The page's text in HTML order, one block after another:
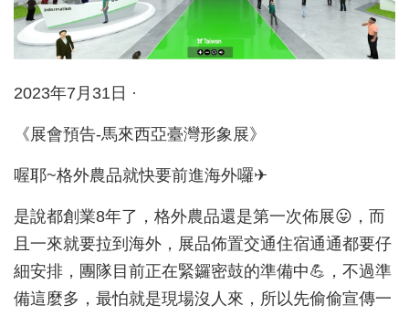
2023年7月31日 ·
《展會預告-馬來西亞臺灣形象展》
喔耶~格外農品就快要前進海外囉✈
是說都創業8年了，格外農品還是第一次佈展😛，而
且一來就要拉到海外，展品佈置交通住宿通通都要仔
細安排，團隊目前正在緊鑼密鼓的準備中💪，不過準
備這麼多，最怕就是現場沒人來，所以先偷偷宣傳一